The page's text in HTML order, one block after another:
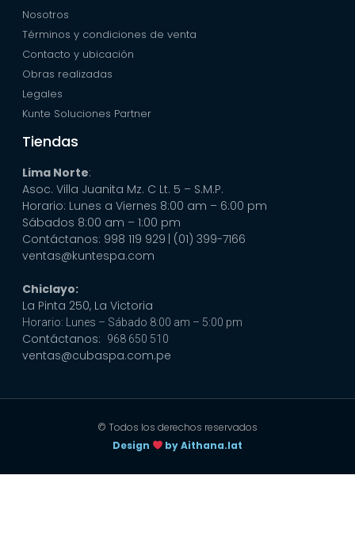
Nosotros
Términos y condiciones de venta
Contacto y ubicación
Obras realizadas
Legales
Kunte Soluciones Partner
Tiendas
Lima Norte:
Asoc. Villa Juanita Mz. C Lt. 5 – S.M.P.
Horario: Lunes a Viernes 8:00 am – 6:00 pm
Sábados 8:00 am – 1:00 pm
Contáctanos: 998 119 929 | (01) 399-7166
ventas@kuntespa.com
Chiclayo:
La Pinta 250, La Victoria
Horario: Lunes – Sábado 8:00 am – 5:00 pm
Contáctanos: 968 650 510
ventas@cubaspa.com.pe
© Todos los derechos reservados
Design
by Aithana.lat